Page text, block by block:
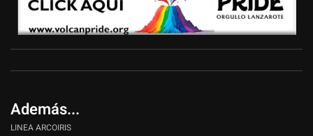
Además...
LINEA ARCOIRIS